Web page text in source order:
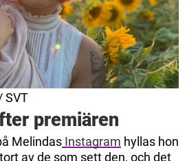
SVT
premiären
Melindas Instagram hyllas hon
av de som sett den, och det